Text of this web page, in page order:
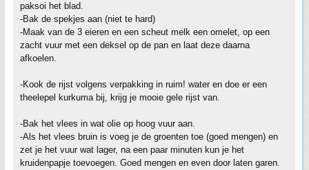
paksoi het blad.
-Bak de spekjes aan (niet te hard)
-Maak van de 3 eieren en een scheut melk een omelet, op een
zacht vuur met een deksel op de pan en laat deze daarna
afkoelen.
-Kook de rijst volgens verpakking in ruim! water en doe er een
theelepel kurkuma bij, krijg je mooie gele rijst van.
-Bak het vlees in wat olie op hoog vuur aan.
-Als het vlees bruin is voeg je de groenten toe (goed mengen) en
zet je het vuur wat lager, na een paar minuten kun je het
kruidenpapje toevoegen. Goed mengen en even door laten garen.